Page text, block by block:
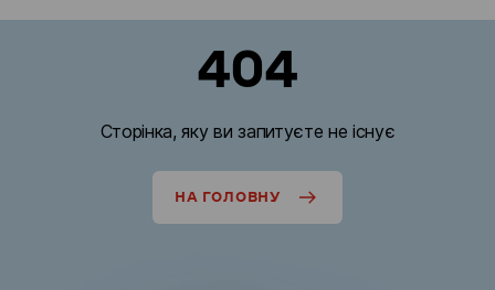
404
Сторінка, яку ви запитуєте не існує
НА ГОЛОВНУ